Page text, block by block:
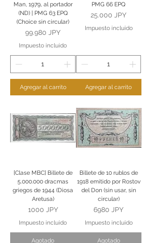
Man, 1979, al portador
(ND) | PMG 63 EPQ
(Choice sin circular)
Precio
99.980 JPY
Impuesto incluido
Agregar al carrito
PMG 66 EPQ
Precio
25.000 JPY
Impuesto incluido
Agregar al carrito
[Clase MBC] Billete de
5.000.000 dracmas
griegos de 1944 (Diosa
Aretusa)
Precio
1000 JPY
Impuesto incluido
Agotado
Billete de 10 rublos de
1918 emitido por Rostov
del Don (sin usar, sin
circular)
Precio
6980 JPY
Impuesto incluido
Agotado